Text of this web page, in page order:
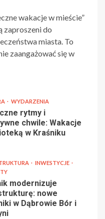
wakacje w mieście”
zaproszeni do
miasta. To
zaangażować się w
WYDARZENIA
rytmy i
chwile: Wakacje
w Kraśniku
INWESTYCJE
modernizuje
nowe
w Dąbrowie Bór i